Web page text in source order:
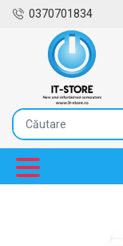
0370701834